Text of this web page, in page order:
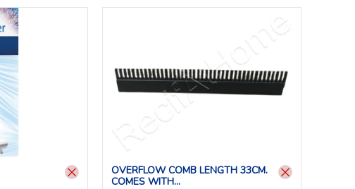
OVERFLOW COMB LENGTH 33CM.
COMES WITH...